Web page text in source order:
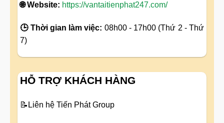
🌐 Website: https://vantaitienphat247.com/
🕒 Thời gian làm việc: 08h00 - 17h00 (Thứ 2 - Thứ
7)
HỖ TRỢ KHÁCH HÀNG
📝 Liên hệ Tiến Phát Group